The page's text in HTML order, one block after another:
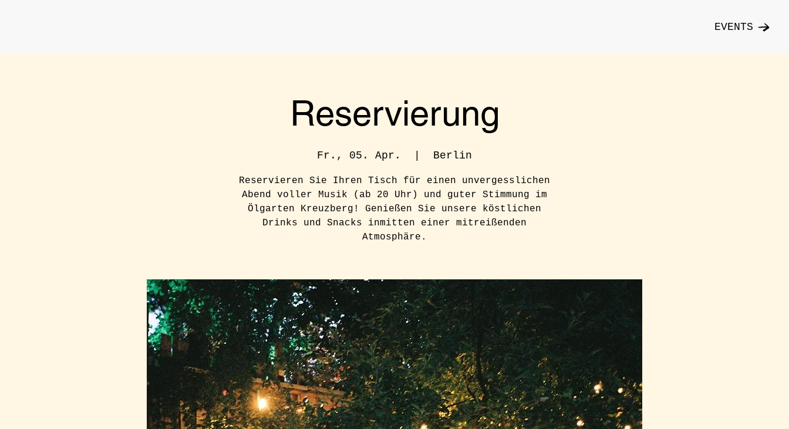
EVENTS
Reservierung
Fr., 05. Apr. Berlin
Reservieren Sie Ihren Tisch für einen unvergesslichen
Abend voller Musik (ab 20 Uhr) und guter Stimmung im
Ölgarten Kreuzberg! Genießen Sie unsere köstlichen
Drinks und Snacks inmitten einer mitreißenden
Atmosphäre.